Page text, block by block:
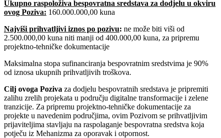
Ukupno raspoloživa bespovratna sredstava za dodjelu u okviru
ovog Poziva: 160.000.000,00 kuna
Najviši prihvatljivi iznos po pozivu: ne može biti viši od
2.500.000,00 kuna niti manji od 400.000,00 kuna, za pripremu
projektno-tehničke dokumentacije
Maksimalna stopa sufinanciranja bespovratnim sredstvima je 90%
od iznosa ukupnih prihvatljivih troškova.
Cilj ovoga Poziva za dodjelu bespovratnih sredstava je pripremiti
zalihu zrelih projekata u području digitalne transformacije i zelene
tranzicije. Za pripremu projektno-tehničke dokumentacije za
projekte u navedenim područjima, ovim Pozivom se prihvatljivim
prijaviteljima stavljaju na raspolaganje bespovratna sredstva koja
potječu iz Mehanizma za oporavak i otpornost.